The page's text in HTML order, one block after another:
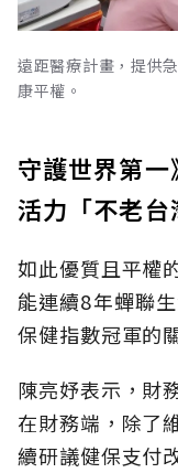
遠距醫療計畫，提供
康平權。
守護世界第
活力「不老台
如此優質且平權
能連續8年蟬聯
保健指數冠軍的
陳亮妤表示，財
在財務端，除了
續研議健保支付